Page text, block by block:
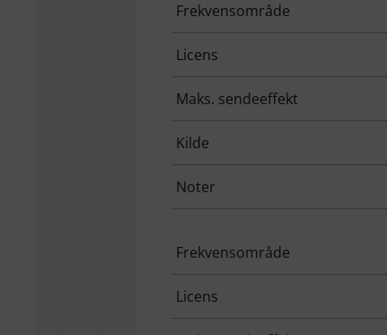
Frekvensområde
Licens
Maks. sendeeffekt
Kilde
Noter
Frekvensområde
Licens